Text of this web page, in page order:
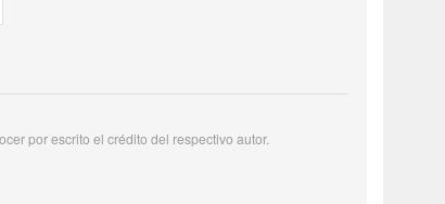
por escrito el crédito del respectivo autor.